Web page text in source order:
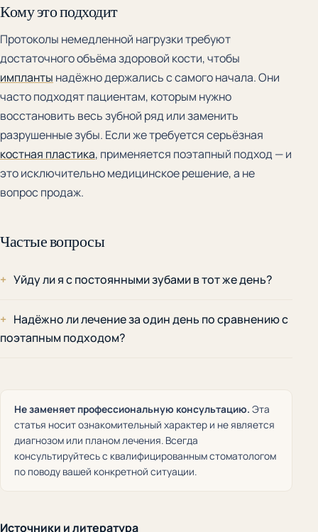
Кому это подходит
Протоколы немедленной нагрузки требуют
достаточного объёма здоровой кости, чтобы
импланты надёжно держались с самого начала. Они
часто подходят пациентам, которым нужно
восстановить весь зубной ряд или заменить
разрушенные зубы. Если же требуется серьёзная
костная пластика, применяется поэтапный подход — и
это исключительно медицинское решение, а не
вопрос продаж.
Частые вопросы
Уйду ли я с постоянными зубами в тот же день?
Надёжно ли лечение за один день по сравнению с
поэтапным подходом?
Не заменяет профессиональную консультацию. Эта
статья носит ознакомительный характер и не является
диагнозом или планом лечения. Всегда
консультируйтесь с квалифицированным стоматологом
по поводу вашей конкретной ситуации.
Источники и литература